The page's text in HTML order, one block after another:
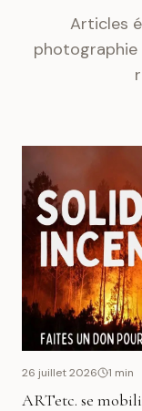
Articles
photographie
26 juillet 2026 1 min
ARTetc. se